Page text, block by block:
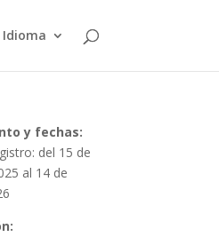
Idioma
y fechas:
del 15 de
al 14 de